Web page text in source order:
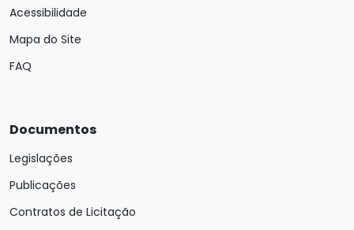
Acessibilidade
Mapa do Site
FAQ
Documentos
Legislações
Publicações
Contratos de Licitação